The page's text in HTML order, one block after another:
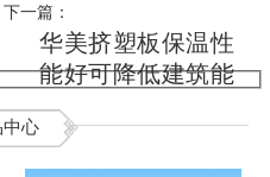
下一篇：
华美挤塑板保温性
能好可降低建筑能
耗
中心